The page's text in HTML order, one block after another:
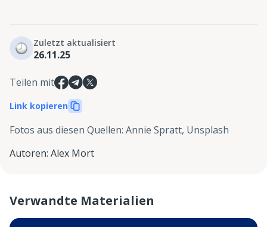
Zuletzt aktualisiert
26.11.25
Teilen mit
Link kopieren
Fotos aus diesen Quellen: Annie Spratt, Unsplash
Autoren: Alex Mort
Verwandte Materialien